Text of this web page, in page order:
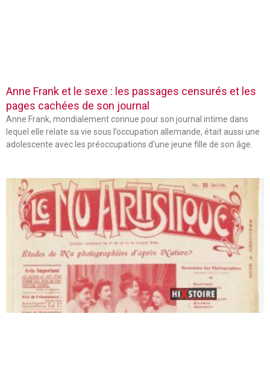
Anne Frank et le sexe : les passages censurés et les
pages cachées de son journal
Anne Frank, mondialement connue pour son journal intime dans
lequel elle relate sa vie sous l’occupation allemande, était aussi une
adolescente avec les préoccupations d’une jeune fille de son âge.